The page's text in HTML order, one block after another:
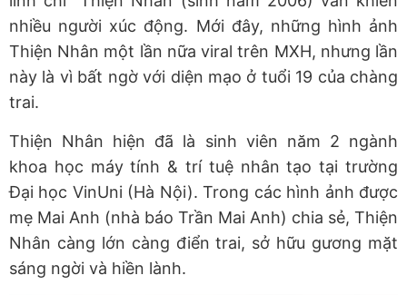
nhiều người xúc động. Mới đây, những hình ảnh
Thiện Nhân một lần nữa viral trên MXH, nhưng lần
này là vì bất ngờ với diện mạo ở tuổi 19 của chàng
trai.
Thiện Nhân hiện đã là sinh viên năm 2 ngành
khoa học máy tính & trí tuệ nhân tạo tại trường
Đại học VinUni (Hà Nội). Trong các hình ảnh được
mẹ Mai Anh (nhà báo Trần Mai Anh) chia sẻ, Thiện
Nhân càng lớn càng điển trai, sở hữu gương mặt
sáng ngời và hiền lành.